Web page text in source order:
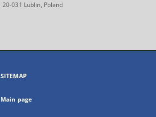
20-031 Lublin, Poland
SITEMAP
Main page